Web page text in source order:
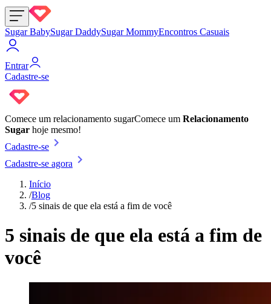
Sugar BabySugar DaddySugar MommyEncontros Casuais
Entrar
Cadastre-se
Comece um relacionamento sugarComece um Relacionamento
Sugar hoje mesmo!
Cadastre-se
Cadastre-se agora
Início
/Blog
/5 sinais de que ela está a fim de você
5 sinais de que ela está a fim de
você